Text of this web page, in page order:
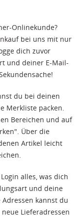
Onlinekunde?
bei uns mit nur
dich zuvor
und deiner E-Mail-
du bei deinen
Merkliste packen.
Bereichen und auf
Über die
Artikel leicht
alles, was dich
und deine
kannst du
Lieferadressen